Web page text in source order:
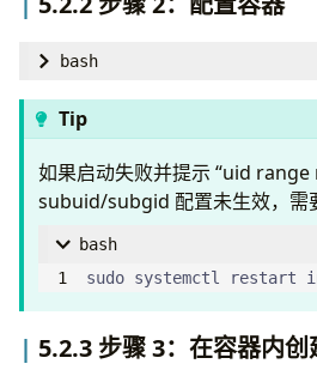
bash
# Set idmap for uid 3000
incus config set debain
# Add mount device
path=
Tip
如果启动失败并提示 “uid
subuid/subgid 配置未生效，需
bash
sudo systemctl restart
5.2.3 步骤 3：在容器内创